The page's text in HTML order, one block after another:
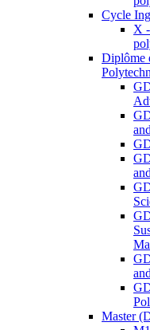
Cycle
X
Diplôme
Master